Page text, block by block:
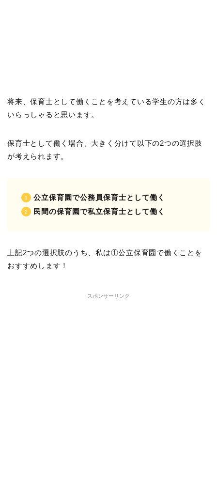
将来、保育士として働くことを考えている学生の方は多く
いらっしゃると思います。
保育士として働く場合、大きく分けて以下の2つの選択肢
が考えられます。
公立保育園で公務員保育士として働く
民間の保育園で私立保育士として働く
上記2つの選択肢のうち、私は①公立保育園で働くことを
おすすめします！
スポンサーリンク